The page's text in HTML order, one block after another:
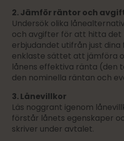
2. Jämför räntor och
Undersök olika
och avgifter för att hitta det
erbjudandet utifrån just
enklaste sättet att jämföra
lånens effektiva ränta (den
den nominella räntan och
3. Lånevillkor
Läs noggrant igenom
förstår lånets egenskaper
skriver under avtalet.